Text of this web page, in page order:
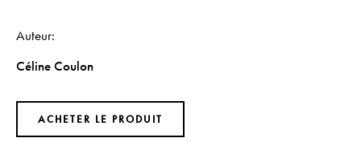
Auteur
Céline Coulon
ACHETER LE PRODUIT